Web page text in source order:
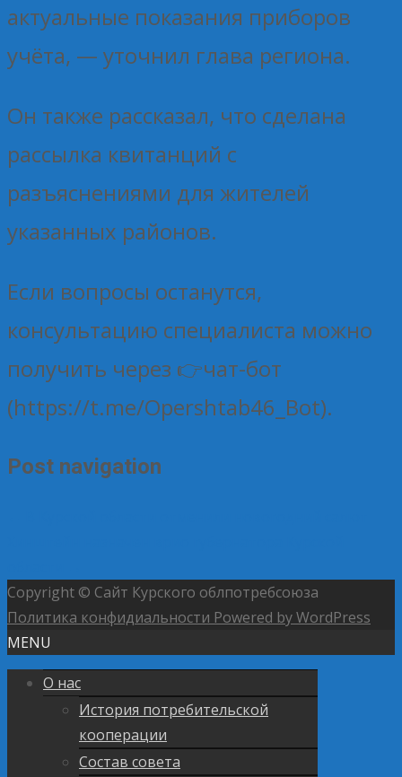
актуальные показания приборов
учёта, — уточнил глава региона.
Он также рассказал, что сделана
рассылка квитанций с
разъяснениями для жителей
указанных районов.
Если вопросы останутся,
консультацию специалиста можно
получить через 👉чат-бот
(https://t.me/Opershtab46_Bot).
Post navigation
Copyright © Сайт Курского облпотребсоюза
Политика конфидиальности Powered by WordPress
MENU
О нас
История потребительской
кооперации
Состав совета